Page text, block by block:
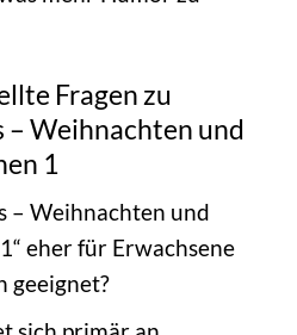
Fragen zu
– Weihnachten und
1
– Weihnachten und
eher für Erwachsene
geeignet?